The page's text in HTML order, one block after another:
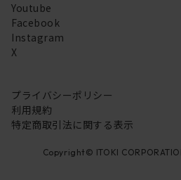
Youtube
Facebook
Instagram
X
プライバシーポリシー
利用規約
特定商取引法に関する表示
Copyright© ITOKI